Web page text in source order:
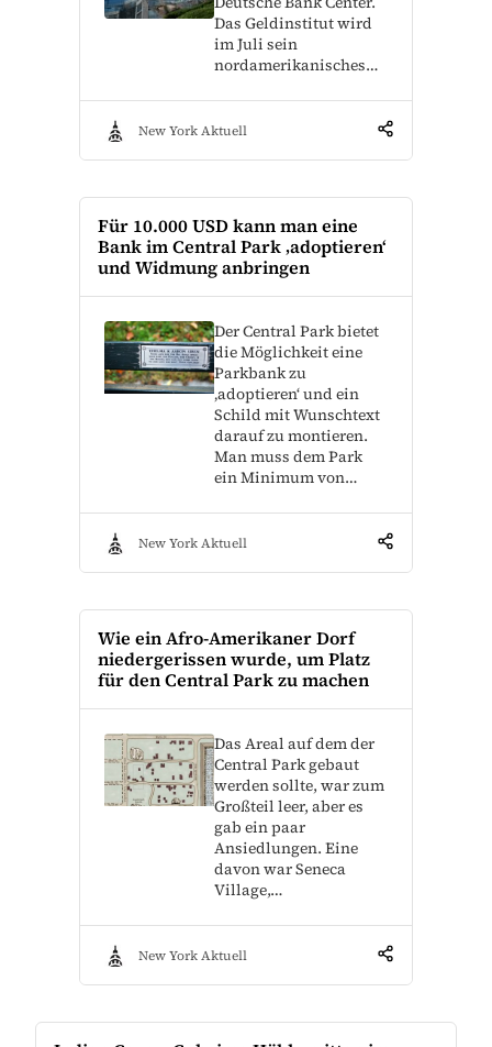
Das Geldinstitut wird
im Juli sein
nordamerikanisches…
New York Aktuell
Für 10.000 USD kann man eine
Bank im Central Park ‚adoptieren‘
und Widmung anbringen
Der Central Park bietet
die Möglichkeit eine
Parkbank zu
‚adoptieren‘ und ein
Schild mit Wunschtext
darauf zu montieren.
Man muss dem Park
ein Minimum von…
New York Aktuell
Wie ein Afro-Amerikaner Dorf
niedergerissen wurde, um Platz
für den Central Park zu machen
Das Areal auf dem der
Central Park gebaut
werden sollte, war zum
Großteil leer, aber es
gab ein paar
Ansiedlungen. Eine
davon war Seneca
Village,…
New York Aktuell